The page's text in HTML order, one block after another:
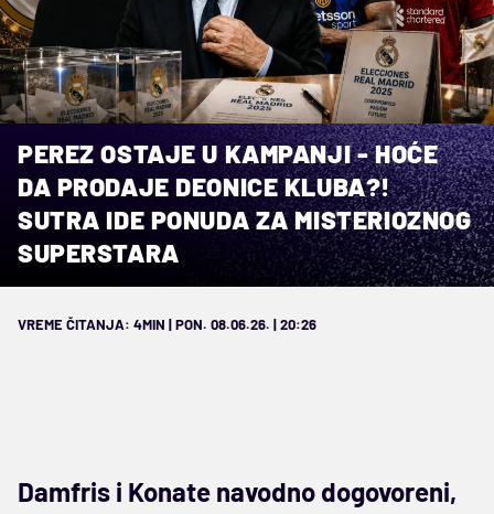
PEREZ OSTAJE U KAMPANJI - HOĆE
DA PRODAJE DEONICE KLUBA?!
SUTRA IDE PONUDA ZA MISTERIOZNOG
SUPERSTARA
VREME ČITANJA: 4MIN | PON. 08.06.26. | 20:26
Damfris i Konate navodno dogovoreni,